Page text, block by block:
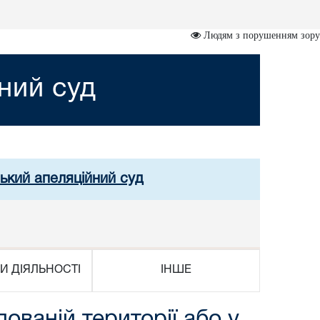
Людям з порушенням зору
суд
апеляційний суд
ДІЯЛЬНОСТІ ІНШЕ